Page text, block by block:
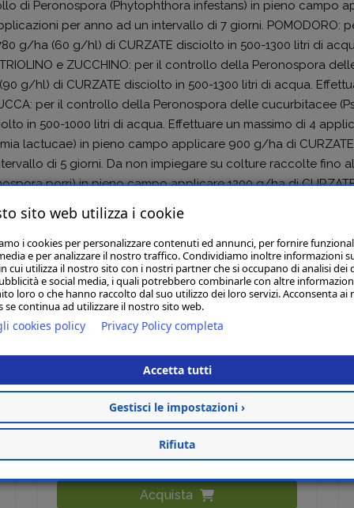
di Peronospora (Phytophthora infestans) in pieno campo
per anno ad un intervallo di 7 giorni.
g/ha (60 g/hl) di CURZATE disciolto in 500-1300 litri di
e ZUCCHINO: per il controllo della Peronospora
g/hl) di CURZATE disciolto in 500-1300 litri di acqua.
per il controllo della Peronospora delle cucurbitacee
in 500-1000 litri di acqua. Effettuare un massimo di 4
lactucae) in pieno campo applicare 900 g/ha di
di 5 giorni. Da non impiegare su colture raccolte fino
porri) in pieno campo applicare 1200 g/ha di
di 7 giorni. SPINACIO, PISELLO: per il controllo di
un massimo di 4 applicazioni per anno ad un
di CURZATE disciolto in 300-1000 litri di acqua. Effettuare
Peronospora in pieno campo applicare 800 g/ha di
di 7 giorni.
Articoli Correlati
FLINT MAX G500
€ 71,00
Acquista
sito web utilizza i cookie
i cookies per personalizzare contenuti ed annunci, per fornire
e per analizzare il nostro traffico. Condividiamo inoltre informazioni
cui utilizza il nostro sito con i nostri partner che si occupano di analisi dei
e social media, i quali potrebbero combinarle con altre
loro o che hanno raccolto dal suo utilizzo dei loro servizi. Acconsenta ai
se continua ad utilizzare il nostro sito web.
cookies policy Privacy Policy completa
Accetta tutti
Gestisci le impostazioni ›
Rifiuta